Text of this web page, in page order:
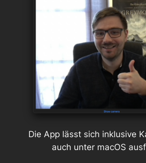
Die App lässt sich inklusive
auch unter macOS